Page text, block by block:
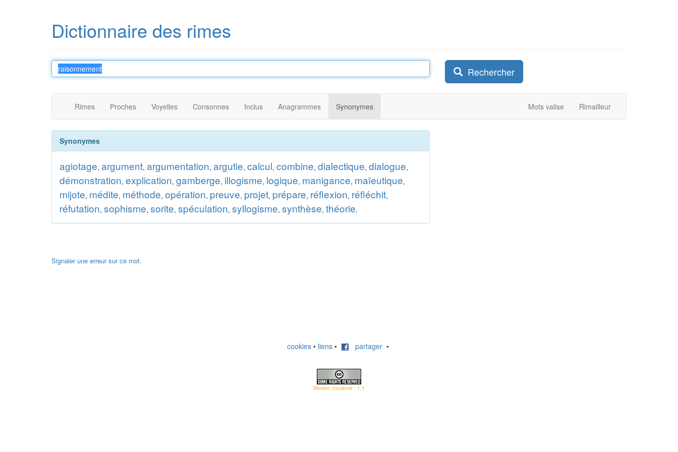
Dictionnaire des rimes
Rechercher
Rimes Proches Voyelles Consonnes Inclus Anagrammes Synonymes Mots valise Rimailleur
Synonymes
agiotage, argument, argumentation, argutie, calcul, combine, dialectique, dialogue,
démonstration, explication, gamberge, illogisme, logique, manigance, maïeutique,
mijote, médite, méthode, opération, preuve, projet, prépare, réflexion, réfléchit,
réfutation, sophisme, sorite, spéculation, syllogisme, synthèse, théorie.
Signaler une erreur sur ce mot.
cookies • liens • partager •
Version courante : 1.1